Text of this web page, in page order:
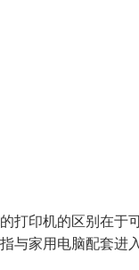
打印机的区别在于
与家用电脑配套进